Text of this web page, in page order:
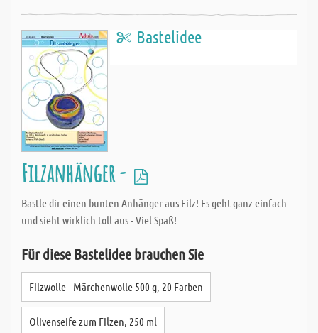
Bastelidee
Filzanhänger -
Bastle dir einen bunten Anhänger aus Filz! Es geht ganz einfach
und sieht wirklich toll aus - Viel Spaß!
Für diese Bastelidee brauchen Sie
Filzwolle - Märchenwolle 500 g, 20 Farben
Olivenseife zum Filzen, 250 ml